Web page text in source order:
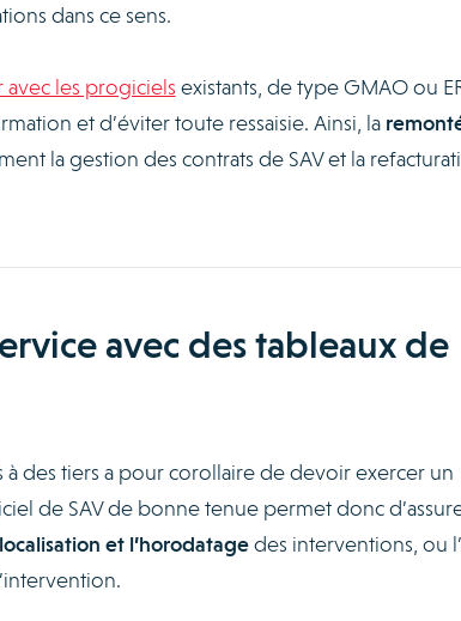
dans ce sens.
avec les progiciels existants, de type GMAO ou
et d’éviter toute ressaisie. Ainsi, la
la gestion des contrats de SAV et la
avec des tableaux de
des tiers a pour corollaire de devoir exercer un
de SAV de bonne tenue permet donc
et l’horodatagedes interventions, ou